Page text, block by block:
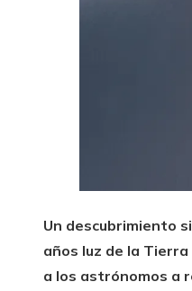
Un descubrimiento
años luz de la
a los astrónomos a